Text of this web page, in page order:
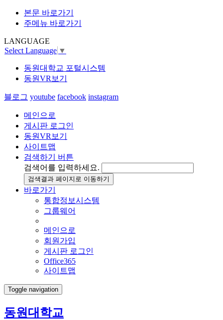
본문 바로가기
주메뉴 바로가기
LANGUAGE
Select Language ▼
동원대학교 포털시스템
동원VR보기
블로그 youtube facebook instagram
메인으로
게시판 로그인
동원VR보기
사이트맵
검색하기 버튼
검색어를 입력하세요.
검색결과 페이지로 이동하기
바로가기
통합정보시스템
그룹웨어
메인으로
회원가입
게시판 로그인
Office365
사이트맵
Toggle navigation
동원대학교